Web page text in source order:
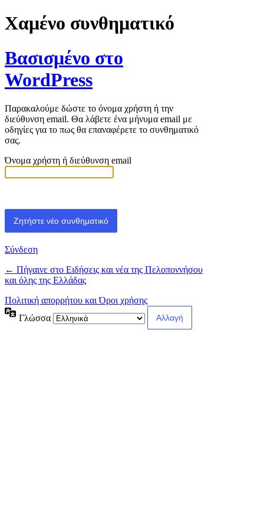
Χαμένο συνθηματικό
Βασισμένο στο
WordPress
Παρακαλούμε δώστε το όνομα χρήστη ή την
διεύθυνση email. Θα λάβετε ένα μήνυμα email με
οδηγίες για το πως θα επαναφέρετε το συνθηματικό
σας.
Όνομα χρήστη ή διεύθυνση email
Σύνδεση
← Πήγαινε στο Ειδήσεις και νέα της Πελοποννήσου
και όλης της Ελλάδας
Πολιτική απορρήτου και Όροι χρήσης
Γλώσσα